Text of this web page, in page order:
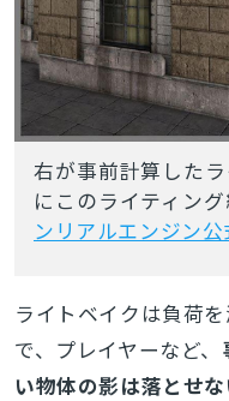
右が事前計算した
にこのライティン
ンリアルエンジン
ライトベイクは負荷
で、プレイヤーなど、
い物体の影は落とせな